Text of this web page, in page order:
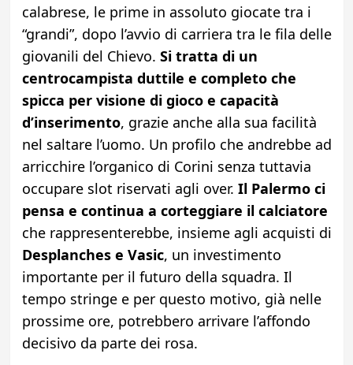
calabrese, le prime in assoluto giocate tra i
“grandi”, dopo l’avvio di carriera tra le fila delle
giovanili del Chievo. Si tratta di un
centrocampista duttile e completo che
spicca per visione di gioco e capacità
d’inserimento, grazie anche alla sua facilità
nel saltare l’uomo. Un profilo che andrebbe ad
arricchire l’organico di Corini senza tuttavia
occupare slot riservati agli over. Il Palermo ci
pensa e continua a corteggiare il calciatore
che rappresenterebbe, insieme agli acquisti di
Desplanches e Vasic, un investimento
importante per il futuro della squadra. Il
tempo stringe e per questo motivo, già nelle
prossime ore, potrebbero arrivare l’affondo
decisivo da parte dei rosa.